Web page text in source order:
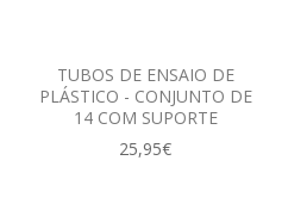
TUBOS DE ENSAIO DE
PLÁSTICO - CONJUNTO DE
14 COM SUPORTE
25,95€